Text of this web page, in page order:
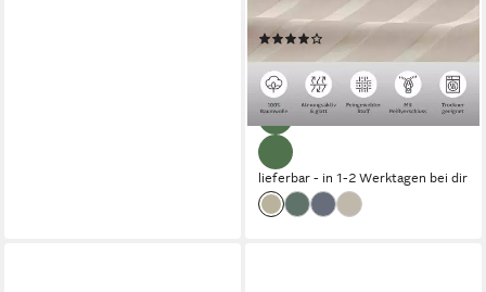
Größe ab 135x200 cm
(156)
ab 28,99 € UVP54,99 €
-47%
lieferbar - in 1-2 Werktagen bei dir